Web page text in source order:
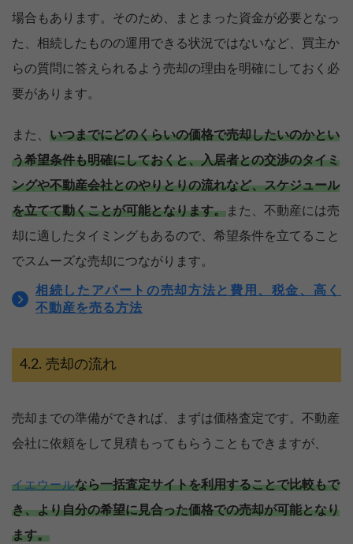
場合もあります。そのため、まとまった資金が必要となっ
た、相続したものの運用できる状況ではないなど、買主か
らの質問に答えられるよう売却の理由を明確にしておく必
要があります。
また、 いつまでにどのくらいの価格で売却したいのかとい
う希望条件も明確にしておくと、入居者との交渉のタイミ
ングや不動産会社とのやりとりの流れなど、スケジュール
を立てて動くことが可能となります。また、不動産には売
却に適したタイミングもあるので、希望条件を立てること
でスムーズな売却につながります。
相続したアパートの売却方法と費用、税金、高く
不動産を売る方法
売却の流れ
売却までの準備ができれば、まずは価格査定です。不動産
会社に依頼をして見積もってもらうこともできますが、
イエウールなら一括査定サイトを利用することで比較もで
き、より自分の希望に見合った価格での売却が可能となり
ます。
売却を
決めている
まず価格を
知りたい